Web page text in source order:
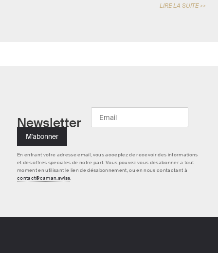
LIRE LA SUITE >>
Newsletter
En entrant votre adresse email, vous acceptez de recevoir des informations
et des offres spéciales de notre part. Vous pouvez vous désabonner à tout
moment en utilisant le lien de désabonnement, ou en nous contactant à
contact@caman.swiss.